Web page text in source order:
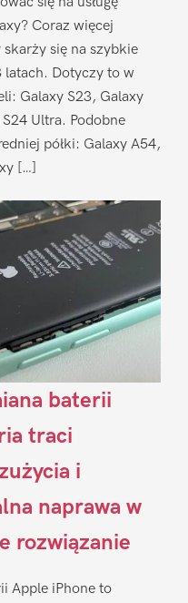
Coraz więcej
skarży się na szybkie
latach. Dotyczy to w
Galaxy S23, Galaxy
Ultra. Podobne
półki: Galaxy A54,
[…]
baterii
traci
i
naprawa w
rozwiązanie
Apple iPhone to